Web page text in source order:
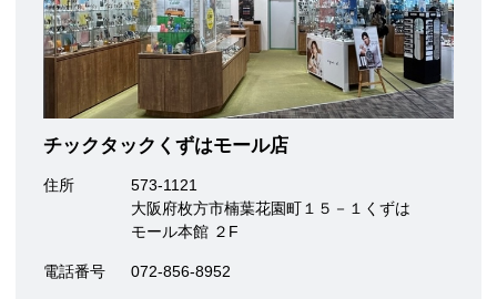
チックタックくずはモール店
住所
573-1121
大阪府枚方市楠葉花園町１５－１くずは
モール本館 ２F
電話番号 072-856-8952